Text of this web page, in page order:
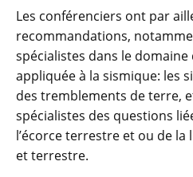
Les conférenciers ont par
recommandations,
spécialistes dans le
appliquée à la sismique: les
des tremblements de terre,
spécialistes des questions
l’écorce terrestre et ou de
et terrestre.